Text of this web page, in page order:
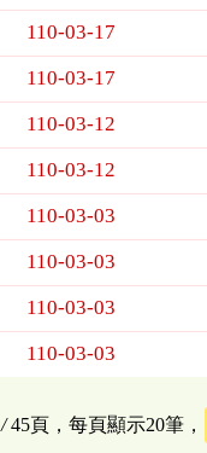
110-03-17
110-03-17
110-03-12
110-03-12
110-03-03
110-03-03
110-03-03
110-03-03
/45頁，每頁顯示20筆，